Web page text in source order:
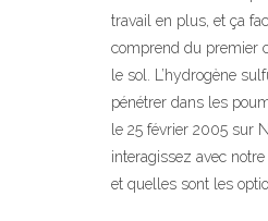
travail en plus, et ça
comprend du premier
le sol. L’hydrogène
pénétrer dans les
le 25 février 2005 sur
interagissez avec
et quelles sont les